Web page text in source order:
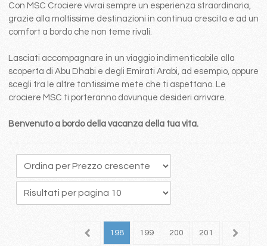
Con MSC Crociere vivrai sempre un esperienza straordinaria,
grazie alla moltissime destinazioni in continua crescita e ad un
comfort a bordo che non teme rivali.
Lasciati accompagnare in un viaggio indimenticabile alla
scoperta di Abu Dhabi e degli Emirati Arabi, ad esempio, oppure
scegli tra le altre tantissime mete che ti aspettano. Le
crociere MSC ti porteranno dovunque desideri arrivare.
Benvenuto a bordo della vacanza della tua vita.
197 198 199 200 201 202